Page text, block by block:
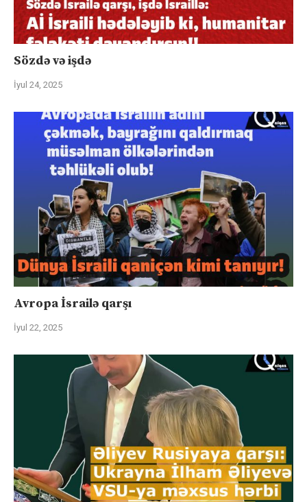
Sözdə və işdə
İyul 24, 2025
Avropa İsrailə qarşı
İyul 22, 2025